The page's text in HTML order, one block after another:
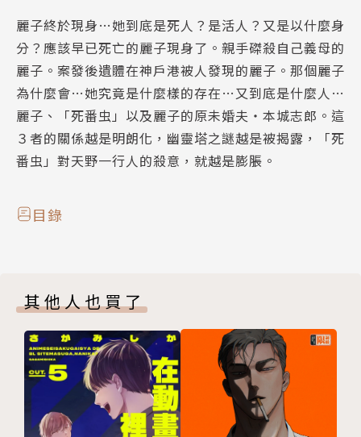
麗子終於現身…她到底是死人？是活人？又是以什麼身
分？應該早已死亡的麗子現身了。親手磔殺自己義母的
麗子。案發後遺體在神戶港被人發現的麗子。那個麗子
為什麼會…她究竟是什麼樣的存在…又到底是什麼人…
麗子、「死番虫」以及麗子的原未婚夫‧本城志郎。這
３者的關係越是明朗化，幽靈塔之謎越是被揭露，「死
番虫」對天野一行人的殺意，就越是膨脹。
目錄
其他人也買了